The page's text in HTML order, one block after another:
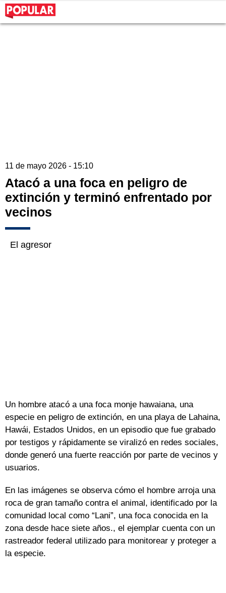
11 de mayo 2026 - 15:10
Atacó a una foca en peligro de
extinción y terminó enfrentado por
vecinos
El agresor
Un hombre atacó a una foca monje hawaiana, una
especie en peligro de extinción, en una playa de Lahaina,
Hawái, Estados Unidos, en un episodio que fue grabado
por testigos y rápidamente se viralizó en redes sociales,
donde generó una fuerte reacción por parte de vecinos y
usuarios.
En las imágenes se observa cómo el hombre arroja una
roca de gran tamaño contra el animal, identificado por la
comunidad local como “Lani”, una foca conocida en la
zona desde hace siete años., el ejemplar cuenta con un
rastreador federal utilizado para monitorear y proteger a
la especie.